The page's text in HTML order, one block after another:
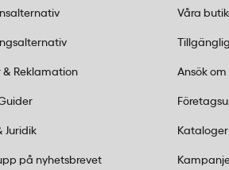
kontorab.se eller besök någon av
14:00för leverans inom 1–2 dagar
vardagar 08:00–17:00 på 011-440
& Reklamation
Juridik
på nyhetsbrevet
Våra
Ansök om
Kataloger